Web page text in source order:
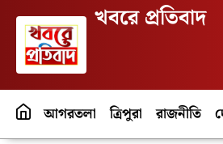
খবরে প্রতিবাদ
আগরতলা ত্রিপুরা রাজনীতি